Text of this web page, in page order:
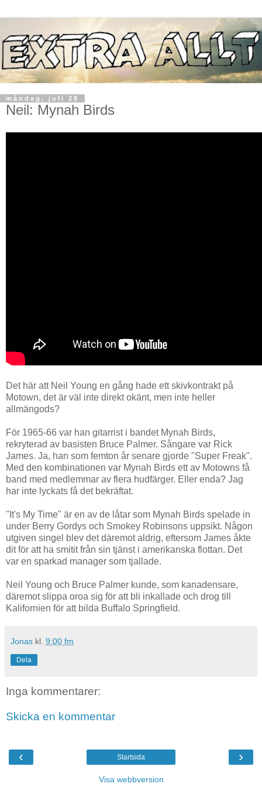
måndag, juli 28
Neil: Mynah Birds
Det här att Neil Young en gång hade ett skivkontrakt på
Motown, det är väl inte direkt okänt, men inte heller
allmängods?
För 1965-66 var han gitarrist i bandet Mynah Birds,
rekryterad av basisten Bruce Palmer. Sångare var Rick
James. Ja, han som femton år senare gjorde "Super Freak".
Med den kombinationen var Mynah Birds ett av Motowns få
band med medlemmar av flera hudfärger. Eller enda? Jag
har inte lyckats få det bekräftat.
"It's My Time" är en av de låtar som Mynah Birds spelade in
under Berry Gordys och Smokey Robinsons uppsikt. Någon
utgiven singel blev det däremot aldrig, eftersom James åkte
dit för att ha smitit från sin tjänst i amerikanska flottan. Det
var en sparkad manager som tjallade.
Neil Young och Bruce Palmer kunde, som kanadensare,
däremot slippa oroa sig för att bli inkallade och drog till
Kalifornien för att bilda Buffalo Springfield.
Jonas kl. 9:00 fm
Dela
Inga kommentarer:
Skicka en kommentar
‹ ›
Startsida
Visa webbversion